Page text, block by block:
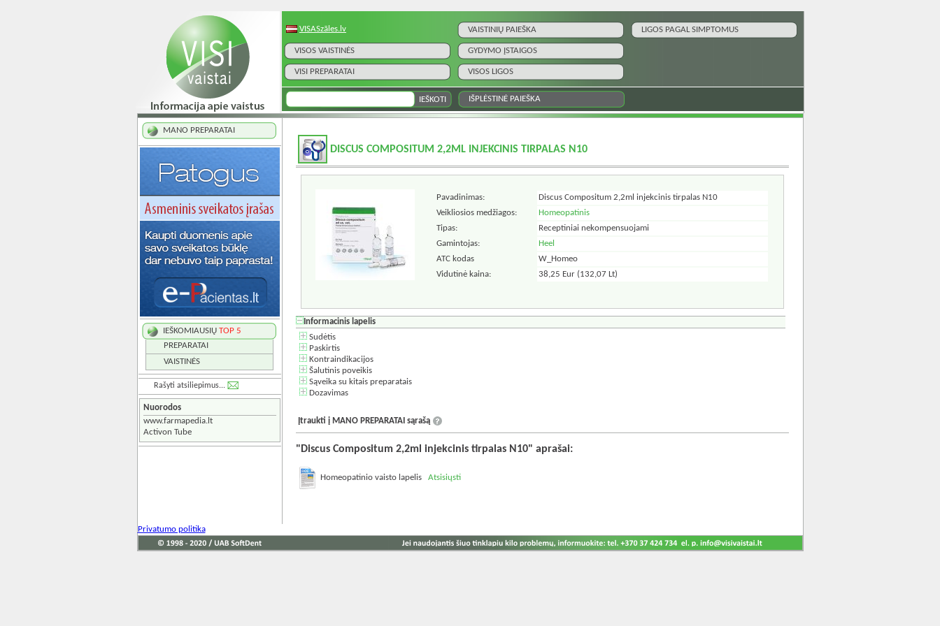
VISASzāles.lv VAISTINIŲ PAIEŠKA LIGOS PAGAL SIMPTOMUS
VISOS VAISTINĖS GYDYMO ĮSTAIGOS
VISI PREPARATAI VISOS LIGOS
IŠPLĖSTINĖ PAIEŠKA
MANO PREPARATAI
IEŠKOMIAUSIŲ TOP 5
PREPARATAI
VAISTINĖS
Rašyti atsiliepimus...
Nuorodos
www.farmapedia.lt
Activon Tube
DISCUS COMPOSITUM 2,2ML INJEKCINIS TIRPALAS N10
Pavadinimas:
Discus Compositum 2,2ml injekcinis tirpalas N10
Veikliosios medžiagos:
Homeopatinis
Tipas:
Receptiniai nekompensuojami
Gamintojas:
Heel
ATC kodas
W_Homeo
Vidutinė kaina:
38,25 Eur (132,07 Lt)
Informacinis lapelis
Sudėtis
Paskirtis
Kontraindikacijos
Šalutinis poveikis
Sąveika su kitais preparatais
Dozavimas
Įtraukti į MANO PREPARATAI sąrašą
"Discus Compositum 2,2ml injekcinis tirpalas N10" aprašai:
Homeopatinio vaisto lapelisAtsisiųsti
Privatumo politika